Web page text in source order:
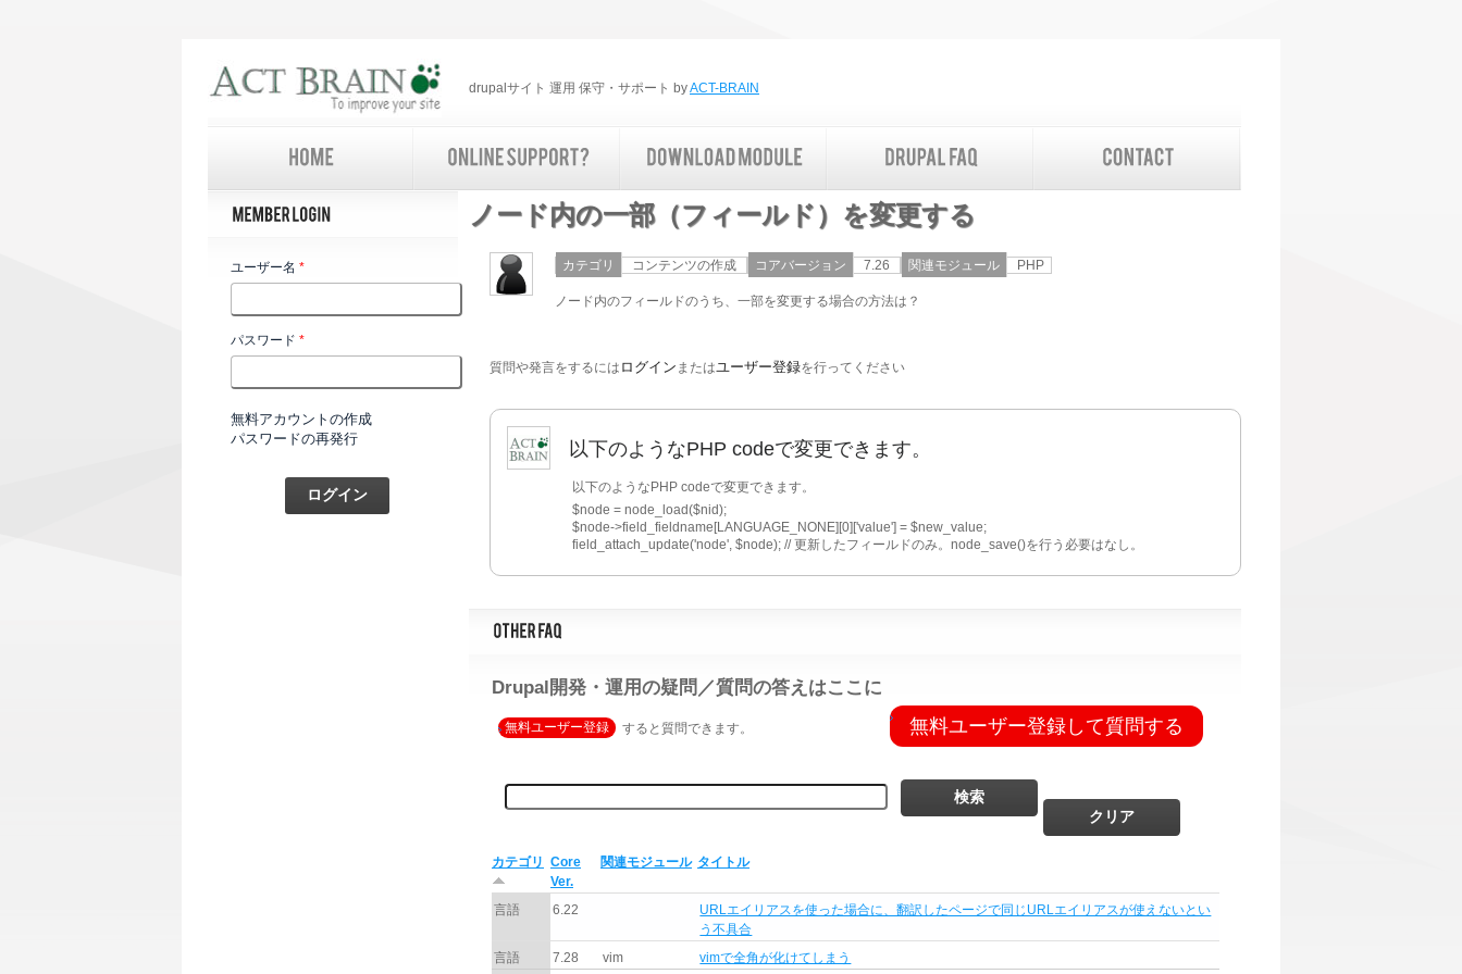
drupalサイト 運用 保守・サポート byACT-BRAIN
ユーザー名 *
パスワード *
無料アカウントの作成
パスワードの再発行
ノード内の一部（フィールド）を変更する
カテゴリ コンテンツの作成 コアバージョン 7.26 関連モジュール PHP
ノード内のフィールドのうち、一部を変更する場合の方法は？
質問や発言をするには ログイン またはユーザー登録を行ってください
以下のようなPHP codeで変更できます。
以下のようなPHP codeで変更できます。
$node = node_load($nid);
$node->field_fieldname[LANGUAGE_NONE][0]['value'] = $new_value;
field_attach_update('node', $node); // 更新したフィールドのみ。node_save()を行う必要はなし。
Drupal開発・運用の疑問／質問の答えはここに
無料ユーザー登録 すると質問できます。 無料ユーザー登録して質問する
カテゴリ Core
Ver.
関連モジュール タイトル
言語 6.22
URLエイリアスを使った場合に、翻訳したページで同じURLエイリアスが使えないとい
う不具合
言語
7.28 vim vimで全角が化けてしまう